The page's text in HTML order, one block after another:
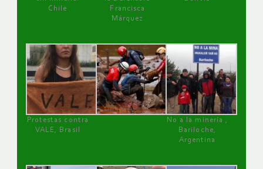
Chile
Francisca
Márquez
Protestas contra
VALE, Brasil
No a la minería ,
Bariloche,
Argentina